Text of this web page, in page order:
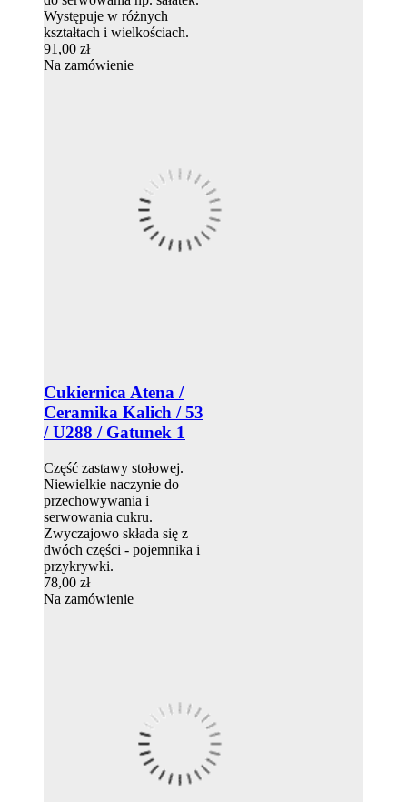
Występuje w różnych
kształtach i wielkościach.
91,00 zł
Na zamówienie
Cukiernica Atena /
Ceramika Kalich / 53
/ U288 / Gatunek 1
Część zastawy stołowej.
Niewielkie naczynie do
przechowywania i
serwowania cukru.
Zwyczajowo składa się z
dwóch części - pojemnika i
przykrywki.
78,00 zł
Na zamówienie